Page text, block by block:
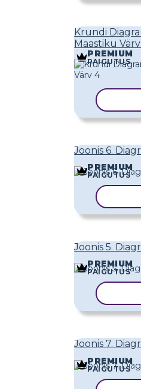
Krundi
Maastiku
PREMIUM
PAIGUTUS
Joonis 6.
PREMIUM
PAIGUTUS
Joonis 5.
PREMIUM
PAIGUTUS
Joonis 7.
PREMIUM
PAIGUTUS